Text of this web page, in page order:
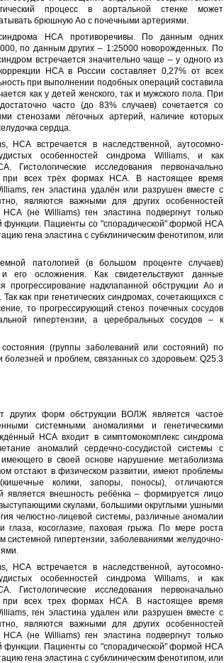
процесс в аортальной стенке может
брюшную Ао с почечными артериями.
НСА противоречивы. По данным одних
по данным других – 1:25000 новорожденных. По
встречается значительно чаще – у одного из
НСА в России составляет 0,27% от всех
при выполнении подобных операций составила
как у детей женского, так и мужского пола. При
часто (до 83% случаев) сочетается со
стенозами лёгочных артерий, наличие которых
сердца.
НСА встречается в наследственной, аутосомно-
особенностей синдрома Williams, и как
Гистологические исследования первоначально
при всех трёх формах НСА. В настоящее время
ген эластина удалён или разрушен вместе с
являются важными для других особенностей
(не Williams) ген эластина подвергнут только
Пациенты со "спорадической" формой НСА
гена эластина с субклиническим фенотипом, или
патологией (в большом проценте случаев)
его осложнения. Как свидетельствуют данные
надклапанной обструкции Ао и
как при генетических синдромах, сочетающихся с
то прогрессирующий стеноз почечных сосудов
гипертензии, а церебральных сосудов – к
(группы заболеваний или состояний) по
болезней и проблем, связанных со здоровьем: Q25.3
других форм обструкции ВОЛЖ является частое
системными аномалиями и генетическими
НСА входит в симптомокомплекс синдрома
аномалий сердечно-сосудистой системы с
в своей основе нарушение метаболизма
отстают в физическом развитии, имеют проблемы
колики, запоры, поносы), отличаются
является внешность ребёнка – формируется лицо
скулами, большими округлыми ушными
челюстно-лицевой системы, различные аномалии
глаза, косоглазие, паховая грыжа. По мере роста
системной гипертензии, заболеваниями желудочно-
НСА встречается в наследственной, аутосомно-
особенностей синдрома Williams, и как
Гистологические исследования первоначально
при всех трех формах НСА. В настоящее время
ген эластина удален или разрушен вместе с
являются важными для других особенностей
(не Williams) ген эластина подвергнут только
Пациенты со "спорадической" формой НСА
гена эластина с субклиническим фенотипом, или